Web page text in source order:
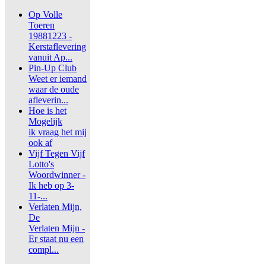
Op Volle
Toeren
19881223 -
Kerstaflevering
vanuit Ap...
Pin-Up Club
Weet er iemand
waar de oude
afleverin...
Hoe is het
Mogelijk
ik vraag het mij
ook af
Vijf Tegen Vijf
Lotto's
Woordwinner -
Ik heb op 3-
11-...
Verlaten Mijn,
De
Verlaten Mijn -
Er staat nu een
compl...